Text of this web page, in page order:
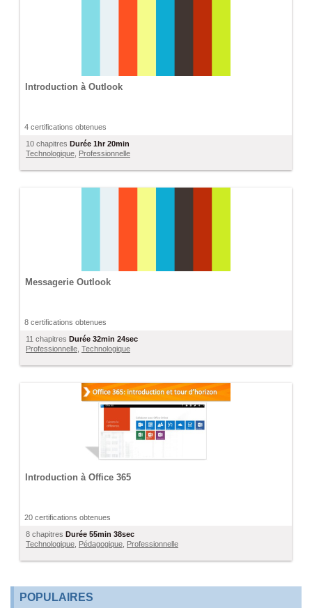
Introduction à Outlook
4 certifications obtenues
10 chapitres Durée 1hr 20min
Technologique Professionnelle
Messagerie Outlook
8 certifications obtenues
11 chapitres Durée 32min 24sec
Professionnelle Technologique
Introduction à Office 365
20 certifications obtenues
8 chapitres Durée 55min 38sec
Technologique Pédagogique Professionnelle
POPULAIRES